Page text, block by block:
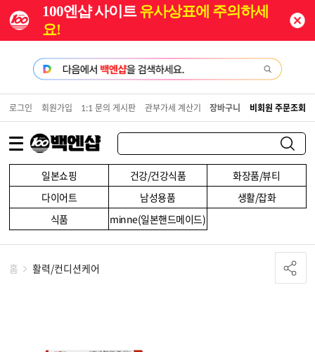
100엔샵 사이트유사상표에 주의하세
요!
일본쇼핑 건강/건강식품
화장품/뷰티
다이어트
남성용품
생활/잡화
식품
minne(일본핸드메이드)
로그인 회원가입 1:1 문의 게시판 관부가세 계산기 장바구니 비회원 주문조회
홈 활력/컨디션케어